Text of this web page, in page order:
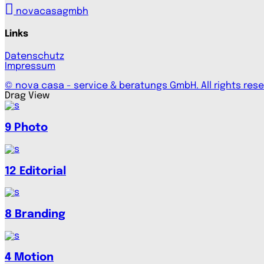
novacasagmbh
Links
Datenschutz
Impressum
© nova casa - service & beratungs GmbH. All rights
Drag View
9 Photo
12 Editorial
8 Branding
4 Motion